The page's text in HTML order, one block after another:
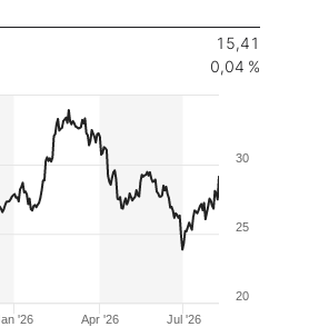
15,41
0,04 %
'26 Apr '26 Jul '26
20
25
30